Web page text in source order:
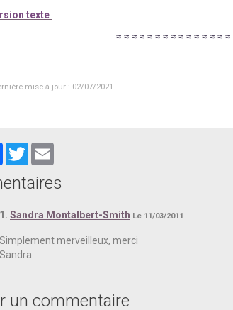
texte
≈ ≈ ≈ ≈ ≈ ≈ ≈ ≈ ≈ ≈ ≈ ≈ ≈ ≈ ≈
mise à jour : 02/07/2021
Facebook
Twitter
1. Sandra Montalbert-Smith Le 11/03/2011
Simplement merveilleux, merci
Sandra
un commentaire